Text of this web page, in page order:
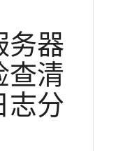
务器
查清
志分